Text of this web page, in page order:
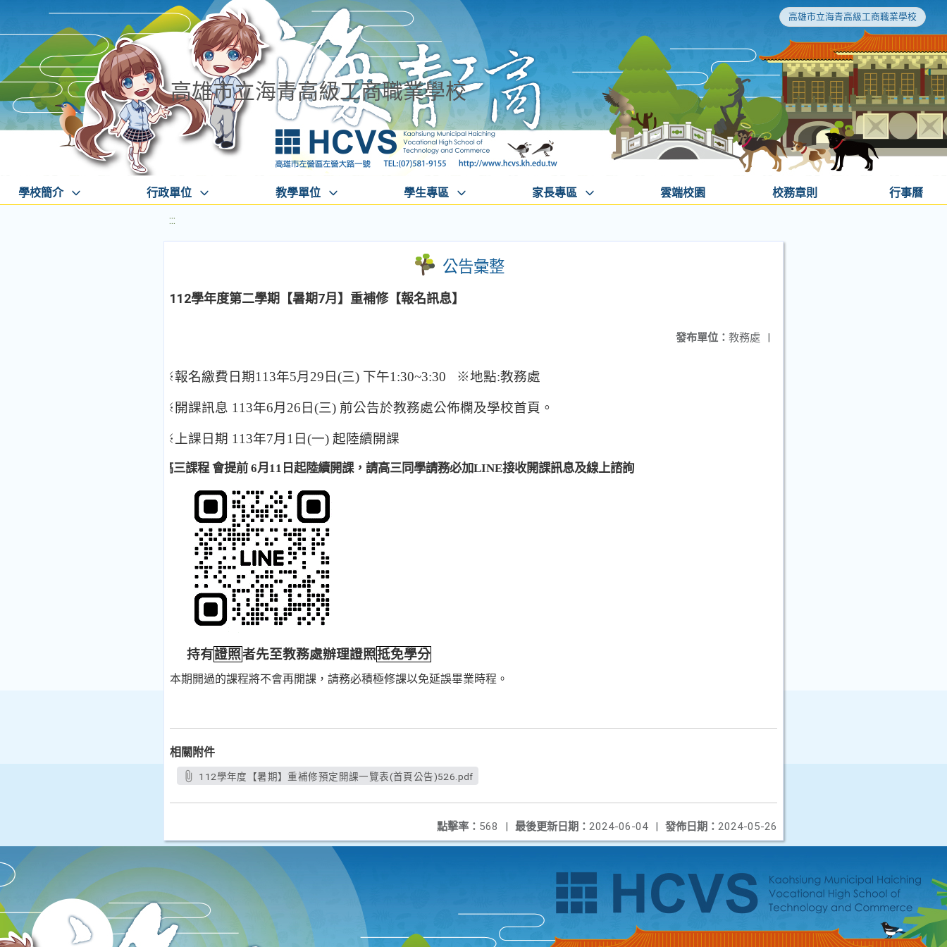
高雄市立海青高級工商職業學校
高雄市立海青高級工商職業學校
學校簡介 行政單位 教學單位 學生專區 家長專區 雲端校園 校務章則 行事曆
:::
公告彙整
112學年度第二學期【暑期7月】重補修【報名訊息】
發布單位： 教務處 |
※報名繳費日期113年5月29日(三) 下午1:30~3:30 ※地點:教務處
※開課訊息 113年6月26日(三) 前公告於教務處公佈欄及學校首頁。
※上課日期 113年7月1日(一) 起陸續開課
高三課程 會提前 6月11日起陸續開課，請高三同學請務必加LINE接收開課訊息及線上諮詢
持有證照者先至教務處辦理證照抵免學分
本期開過的課程將不會再開課， 請務必積極修課以免延誤畢業時程。
相關附件
112學年度【暑期】重補修預定開課一覽表(首頁公告)526.pdf
發佈日期： 2024-05-26
最後更新日期： 2024-06-04 |
點擊率： 568 |